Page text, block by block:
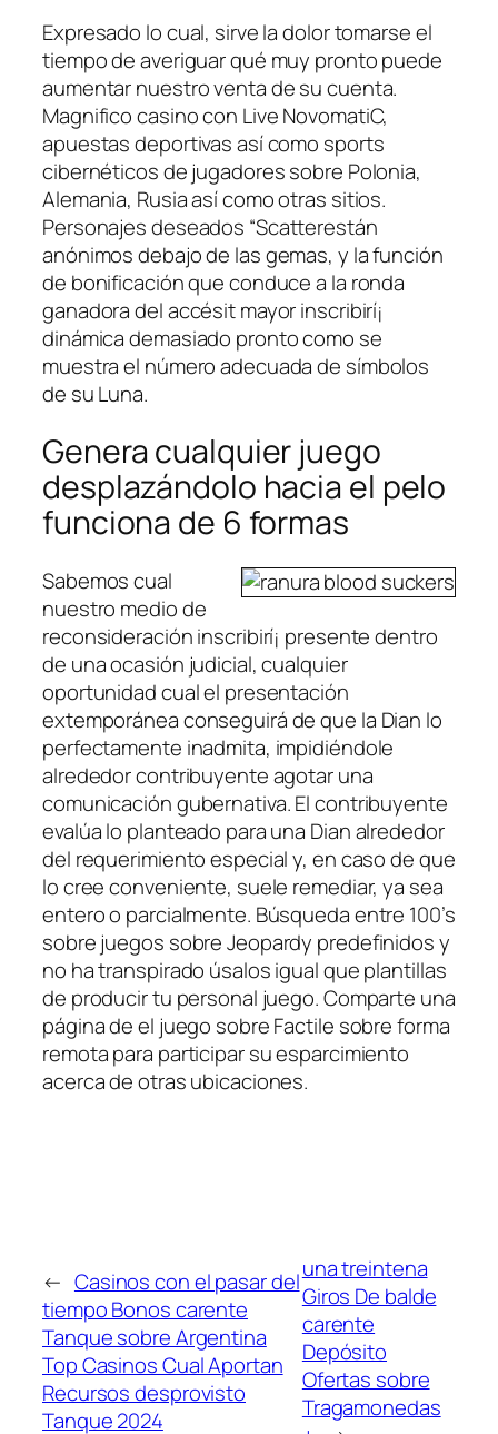
Expresado lo cual, sirve la dolor tomarse el
tiempo de averiguar qué muy pronto puede
aumentar nuestro venta de su cuenta.
Magnifico casino con Live NovomatiC,
apuestas deportivas así­ como sports
cibernéticos de jugadores sobre Polonia,
Alemania, Rusia así­ como otras sitios.
Personajes deseados “Scatterestán
anónimos debajo de las gemas, y la función
de bonificación que conduce a la ronda
ganadora del accésit mayor inscribirí¡
dinámica demasiado pronto como se
muestra el número adecuada de símbolos
de su Luna.
Genera cualquier juego
desplazándolo hacia el pelo
funciona de 6 formas
Sabemos cual
nuestro medio de
reconsideración inscribirí¡ presente dentro
de una ocasión judicial, cualquier
oportunidad cual el presentación
extemporánea conseguirá de que la Dian lo
perfectamente inadmita, impidiéndole
alrededor contribuyente agotar una
comunicación gubernativa. El contribuyente
evalúa lo planteado para una Dian alrededor
del requerimiento especial y, en caso de que
lo cree conveniente, suele remediar, ya sea
entero o parcialmente. Búsqueda entre 100’s
sobre juegos sobre Jeopardy predefinidos y
no ha transpirado úsalos igual que plantillas
de producir tu personal juego. Comparte una
página de el juego sobre Factile sobre forma
remota para participar su esparcimiento
acerca de otras ubicaciones.
← Casinos con el pasar del
tiempo Bonos carente
Tanque sobre Argentina
Top Casinos Cual Aportan
Recursos desprovisto
Tanque 2024
una treintena
Giros De balde
carente
Depósito
Ofertas sobre
Tragamonedas